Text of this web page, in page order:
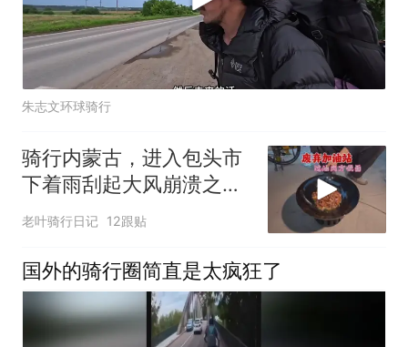
朱志文环球骑行
骑行内蒙古，进入包头市
下着雨刮起大风崩溃之际
奇迹出现
老叶骑行日记 12跟贴
国外的骑行圈简直是太疯狂了